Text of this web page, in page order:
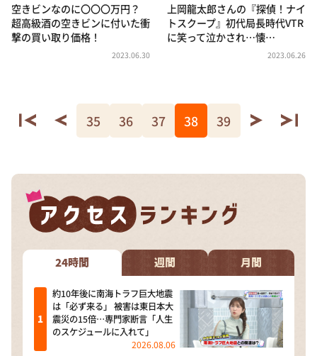
空きビンなのに〇〇〇万円？
超高級酒の空きビンに付いた衝
撃の買い取り価格！
2023.06.30
上岡龍太郎さんの『探偵！ナイ
トスクープ』初代局長時代VTR
に笑って泣かされ…懐…
2023.06.26
35 36 37 38 39
24時間 週間 月間
約10年後に南海トラフ巨大地震
は「必ず来る」 被害は東日本大
震災の15倍…専門家断言「人生
のスケジュールに入れて」
2026.08.06